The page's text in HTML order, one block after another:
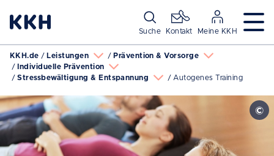
Suche Kontakt Meine KKH
KKH.de Leistungen
Prävention & Vorsorge
Individuelle Prävention
Stressbewältigung & Entspannung
Autogenes Training